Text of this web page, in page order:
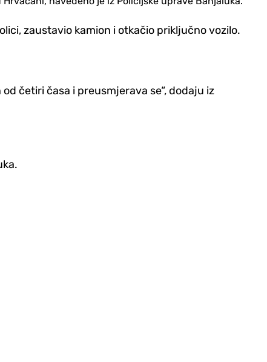
zaustavio kamion i otkačio priključno vozilo.
četiri časa i preusmjerava se“, dodaju iz